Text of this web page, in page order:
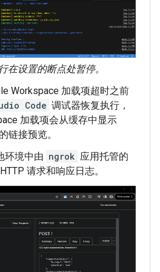
在设置的断点处暂停。
Workspace 加载项超时之前
Code 调试器恢复执行，
加载项会从缓存中显示
链接预览。
环境中由 ngrok 应用托管的
请求和响应日志。